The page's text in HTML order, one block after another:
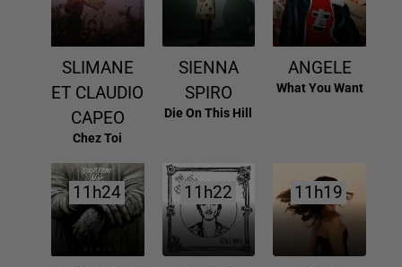
SLIMANE
ET CLAUDIO
CAPEO
Chez Toi
SIENNA
SPIRO
Die On This Hill
ANGELE
What You Want
11h24
11h24 11h22
11h22 11h19
11h19